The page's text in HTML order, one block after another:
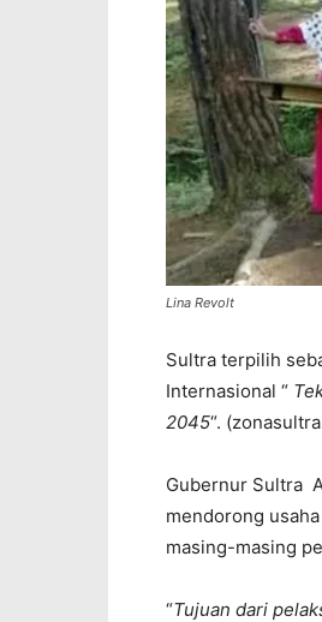
Lina Revolt
Sultra terpilih
Internasional “
2045“.
Gubernur Sultra
mendorong
masing-masing
“Tujuan dari